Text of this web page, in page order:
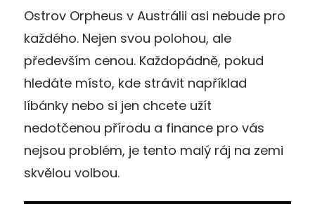
Ostrov Orpheus v Austrálii asi nebude pro
každého. Nejen svou polohou, ale
především cenou. Každopádně, pokud
hledáte místo, kde strávit například
líbánky nebo si jen chcete užít
nedotčenou přírodu a finance pro vás
nejsou problém, je tento malý ráj na zemi
skvělou volbou.